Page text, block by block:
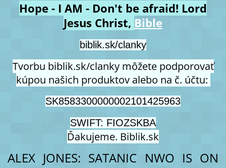
Hope - I AM - Don't be afraid! Lord
Jesus Christ, Bible
biblik.sk/clanky
Tvorbu biblik.sk/clanky môžete podporovať
kúpou našich produktov alebo na č. účtu:
SK8583300000002101425963
SWIFT: FIOZSKBA
Ďakujeme. Biblik.sk
ALEX JONES: SATANIC NWO IS ON